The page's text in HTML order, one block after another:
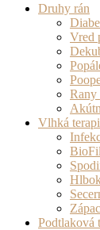
Druhy rán
Vred
Rany
Vlhká
Podtlaková